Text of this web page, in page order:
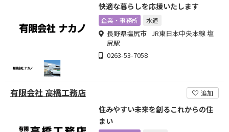
快適な暮らしを応援いたします
企業・事務所 水道
長野県塩尻市 JR東日本中央本線 塩
尻駅
0263-53-7058
有限会社 高橋工務店 追加
住みやすい未来を創るこれからの住
まい